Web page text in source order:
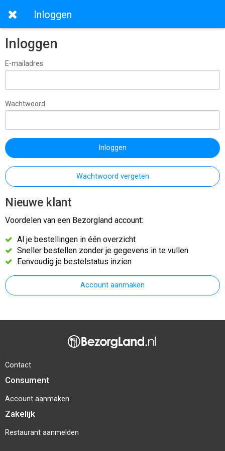
Inloggen
Inloggen
E-mailadres
Wachtwoord
Inloggen
Wachtwoord vergeten
Nieuwe klant
Voordelen van een Bezorgland account:
Al je bestellingen in één overzicht
Sneller bestellen zonder je gegevens in te vullen
Eenvoudig je bestelstatus inzien
Account aanmaken
Contact
Consument
Account aanmaken
Zakelijk
Restaurant aanmelden